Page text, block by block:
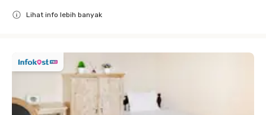
Lihat info lebih banyak